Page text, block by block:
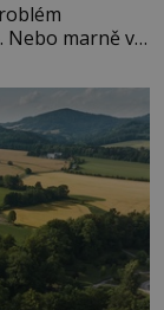
Nebo marně v
paměť